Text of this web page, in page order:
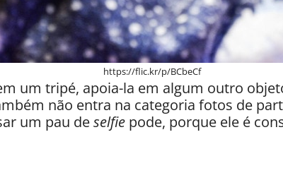
https://flic.kr/p/BCbeCf
um tripé, apoia-la em algum outro
não entra na categoria fotos de
um pau deselfie pode, porque ele é